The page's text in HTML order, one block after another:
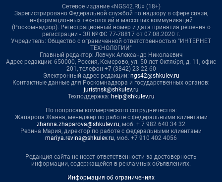
Сетевое издание «NGS42.RU» (18+)
Зарегистрировано Федеральной службой по надзору в сфере связи,
информационных технологий и массовых коммуникаций
(Роскомнадзор). Регистрационный номер и дата принятия решения о
регистрации - ЭЛ № ФС 77-78817 от 07.08.2020 г.
Учредитель: Общество с ограниченной ответственностью "ИНТЕРНЕТ
ТЕХНОЛОГИИ"
Главный редактор: Левчук Александр Николаевич
Адрес редакции: 650000, Россия, Кемерово, ул. 50 лет Октября, д. 11, офис
201, телефон +7 (3842) 23-22-60
Электронный адрес редакции: ngs42@shkulev.ru
Контактные данные для Роскомнадзора и государственных органов:
juristnsk@shkulev.ru
Техподдержка: help@shkulev.ru
По вопросам коммерческого сотрудничества:
Жапарова Жанна, менеджер по работе с федеральными клиентами
zhanna.zhaparova@shkulev.ru, моб. + 7 982 640 34 32
Ревина Мария, директор по работе с федеральными клиентами
mariya.revina@shkulev.ru, моб. +7 910 402 4056
Редакция сайта не несет ответственности за достоверность
информации, содержащейся в рекламных объявлениях.
Информация об ограничениях